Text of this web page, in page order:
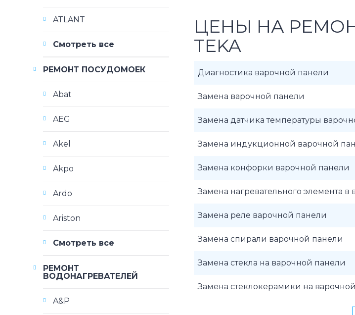
ЦЕНЫ НА
TEKA
Диагностика варочной панели
Замена варочной панели
Замена датчика температуры
Замена индукционной варочной
Замена конфорки варочной панели
Замена нагревательного элемента в
Замена реле варочной панели
Замена спирали варочной панели
Замена стекла на варочной панели
Замена стеклокерамики на
ATLANT
Смотреть все
РЕМОНТ ПОСУДОМОЕК
Abat
AEG
Akel
Akpo
Ardo
Ariston
Смотреть все
РЕМОНТ
ВОДОНАГРЕВАТЕЛЕЙ
A&P